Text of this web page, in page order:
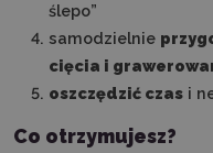
ślepo”
samodzielnie
cięcia i
oszczędzić czas i
Co otrzymujesz?